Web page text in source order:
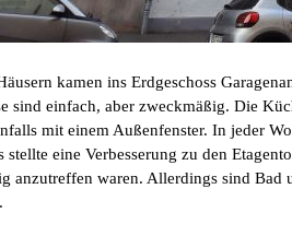
kamen ins Erdgeschoss
sind einfach, aber zweckmäßig. Die
mit einem Außenfenster. In jeder
stellte eine Verbesserung zu den
anzutreffen waren. Allerdings sind